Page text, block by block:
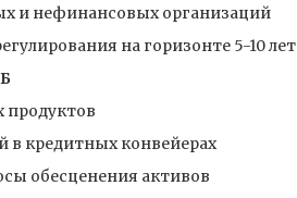
и нефинансовых организаций
на горизонте 5-10 лет
продуктов
в кредитных конвейерах
обесценения активов